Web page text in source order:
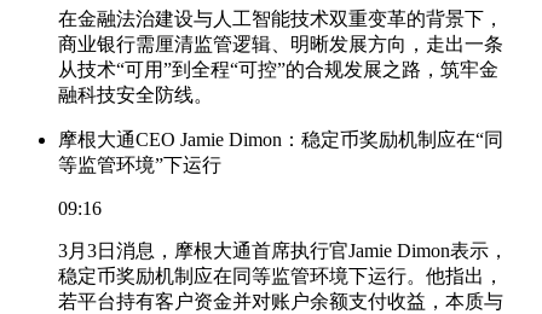
在金融法治建设与人工智能技术双重变革的背景下，
商业银行需厘清监管逻辑、明晰发展方向，走出一条
从技术“可用”到全程“可控”的合规发展之路，筑牢金
融科技安全防线。
摩根大通CEO Jamie Dimon：稳定币奖励机制应在“同
等监管环境”下运行
09:16
3月3日消息，摩根大通首席执行官Jamie Dimon表示，
稳定币奖励机制应在同等监管环境下运行。他指出，
若平台持有客户资金并对账户余额支付收益，本质与